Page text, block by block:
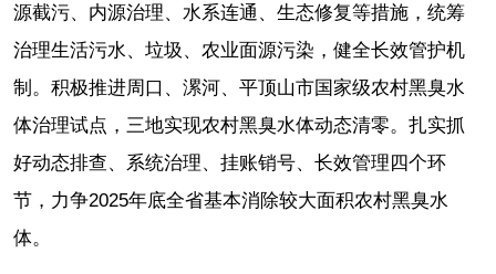
源截污、内源治理、水系连通、生态修复等措施，统筹
治理生活污水、垃圾、农业面源污染，健全长效管护机
制。积极推进周口、漯河、平顶山市国家级农村黑臭水
体治理试点，三地实现农村黑臭水体动态清零。扎实抓
好动态排查、系统治理、挂账销号、长效管理四个环
节，力争2025年底全省基本消除较大面积农村黑臭水
体。